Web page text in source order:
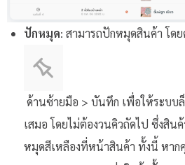
ปักหมุด: สามารถปักหมุดสินค้า โด
ด้านซ้ายมือ > บันทึก เพื่อให้ระบบ
เสมอ โดยไม่ต้องวนคิวถัดไป ซึ่งสิ
หมุดสีเหลืองที่หน้าสินค้า ทั้งนี้ หา